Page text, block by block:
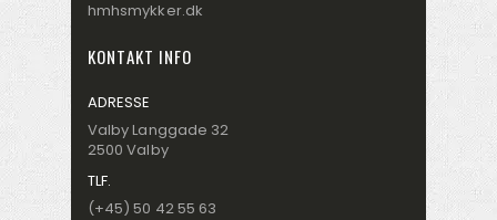
hmhsmykker.dk
KONTAKT INFO
ADRESSE
Valby Langgade 32
2500 Valby
TLF.
(+45) 50 42 55 63